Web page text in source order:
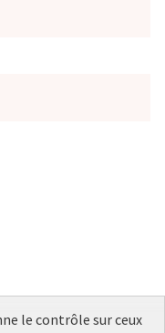
le contrôle sur ceux